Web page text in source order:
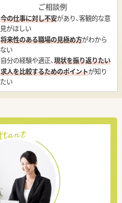
ご相談例
今の仕事に対し不安があり、客観的な意
見がほしい
将来性のある職場の見極め方がわから
ない
自分の経験や適正、現状を振り返りたい
求人を比較するためのポイントが知り
たい